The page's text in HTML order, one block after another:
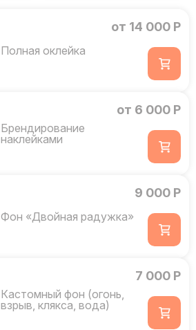
Полная оклейка
от 14 000 Р
Брендирование
наклейками
от 6 000 Р
Фон «Двойная радужка»
9 000 Р
Кастомный фон (огонь,
взрыв, клякса, вода)
7 000 Р